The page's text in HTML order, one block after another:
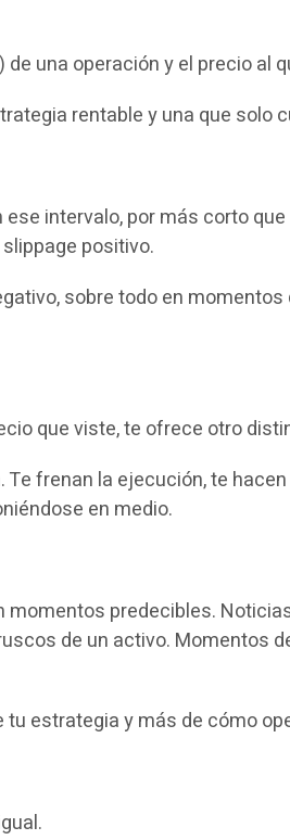
una operación y el precio al
rentable y una que solo
intervalo, por más corto
positivo.
sobre todo en
que viste, te ofrece otro
frenan la ejecución, te
en medio.
predecibles.
de un activo. Momentos
estrategia y más de cómo